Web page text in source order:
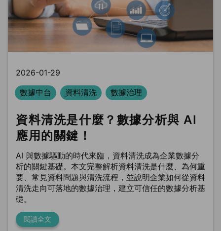
2026-01-29
數據中台
資料清洗 數據治理
資料清洗是什麼？數據分析與 AI
應用的關鍵！
AI 與數據驅動的時代來臨，資料清洗成為企業數據分
析的關鍵基礎。本文完整解析資料清洗是什麼、為何重
要、常見資料問題與清洗流程，並說明企業如何從資料
清洗走向可落地的數據治理，建立可信任的數據分析基
礎。
閱讀全文